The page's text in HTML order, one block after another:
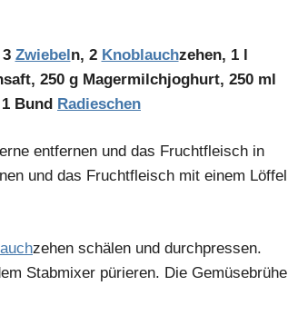
Zwiebeln, 2 Knoblauchzehen, 1 l
250 g Magermilchjoghurt, 250 ml
Bund Radieschen
entfernen und das Fruchtfleisch in
und das Fruchtfleisch mit einem Löffel
zehen schälen und durchpressen.
Stabmixer pürieren. Die Gemüsebrühe